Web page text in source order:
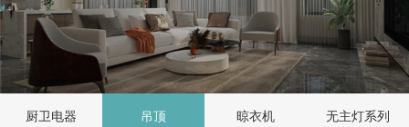
厨卫电器 吊顶 晾衣机 无主灯系列